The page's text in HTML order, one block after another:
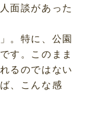
面談があった
」。特に、公園
す。このまま
るのではない
、こんな感